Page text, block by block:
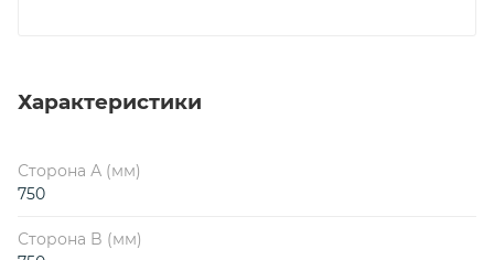
Характеристики
Сторона А (мм)
750
Сторона B (мм)